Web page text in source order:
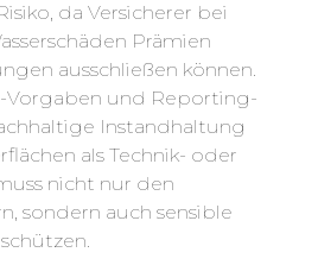
da Versicherer bei
Prämien
ausschließen können.
Vorgaben und Reporting-
Instandhaltung
als Technik- oder
nicht nur den
sondern auch sensible